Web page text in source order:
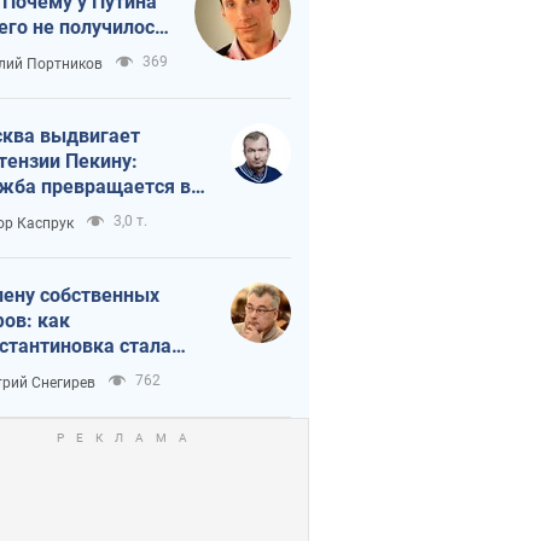
не получилось
Портников 369
выдвигает
Пекину:
превращается в
России от
Каспрук 3,0 т.
собственных
как
стала
идеологической
для российских
Снегирев 762